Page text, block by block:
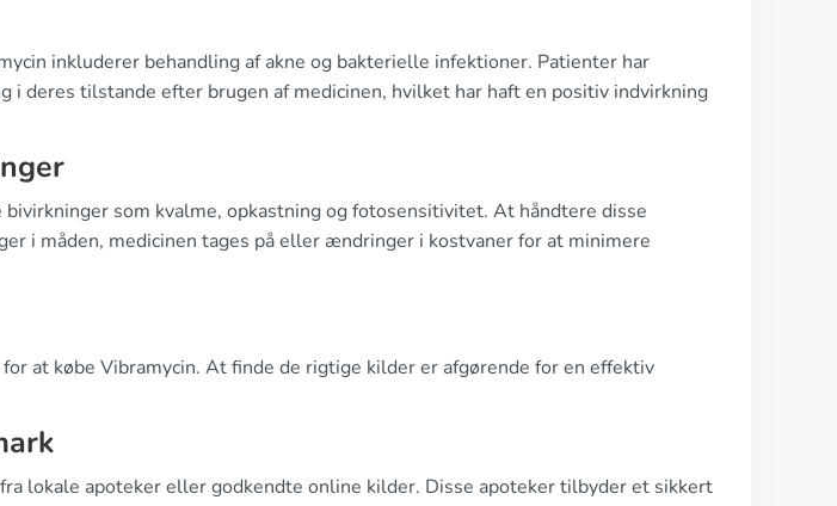
inkluderer behandling af akne og bakterielle infektioner. Patienter har
i deres tilstande efter brugen af medicinen, hvilket har haft en positiv indvirkning
som kvalme, opkastning og fotosensitivitet. At håndtere disse
i måden, medicinen tages på eller ændringer i kostvaner for at minimere
at købe Vibramycin. At finde de rigtige kilder er afgørende for en effektiv
lokale apoteker eller godkendte online kilder. Disse apoteker tilbyder et sikkert